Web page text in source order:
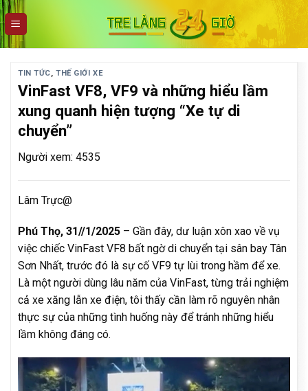
Skip
to
content
TIN TỨC,THẾ GIỚI XE
VinFast VF8, VF9 và những hiểu lầm
xung quanh hiện tượng “Xe tự di
chuyển”
Người xem: 4535
Lâm Trực@
Phú Thọ, 31//1/2025 – Gần đây, dư luận xôn xao về vụ
việc chiếc VinFast VF8 bất ngờ di chuyển tại sân bay Tân
Sơn Nhất, trước đó là sự cố VF9 tự lùi trong hầm để xe.
Là một người dùng lâu năm của VinFast, từng trải nghiệm
cả xe xăng lẫn xe điện, tôi thấy cần làm rõ nguyên nhân
thực sự của những tình huống này để tránh những hiểu
lầm không đáng có.